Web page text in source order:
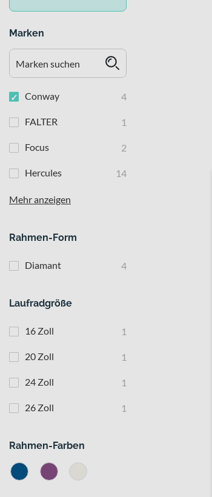
Marken
Conway 4
FALTER 1
Focus 2
Hercules 14
Mehr anzeigen
Rahmen-Form
Diamant 4
Laufradgröße
16 Zoll 1
20 Zoll 1
24 Zoll 1
26 Zoll 1
Rahmen-Farben